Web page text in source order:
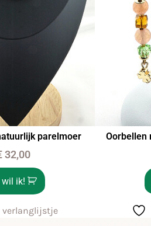
parelmoer
32,00
wil ik!
verlanglijstje
Oorbellen